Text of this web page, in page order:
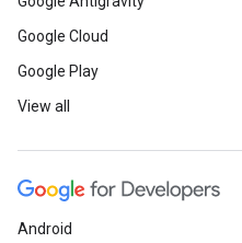
Google Cloud
Google Play
View all
Android